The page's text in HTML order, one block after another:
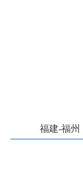
福建-福州